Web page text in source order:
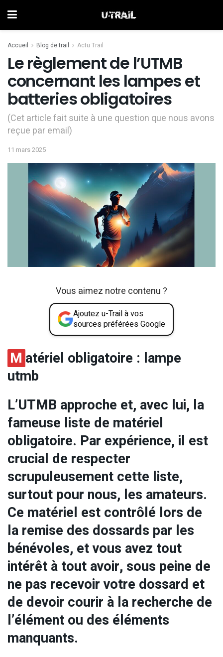
Accueil Blog de trail Actu Trail
Le règlement de l’UTMB
concernant les lampes et
batteries obligatoires
(Cet article fait suite à une question que nous avons
reçue par email)
11 mars 2025
Vous aimez notre contenu ?
Ajoutez u-Trail à vos
sources préférées Google
M atériel obligatoire : lampe
utmb
L’UTMB approche et, avec lui, la
fameuse liste de matériel
obligatoire. Par expérience, il est
crucial de respecter
scrupuleusement cette liste,
surtout pour nous, les amateurs.
Ce matériel est contrôlé lors de
la remise des dossards par les
bénévoles, et vous avez tout
intérêt à tout avoir, sous peine de
ne pas recevoir votre dossard et
de devoir courir à la recherche de
l’élément ou des éléments
manquants.